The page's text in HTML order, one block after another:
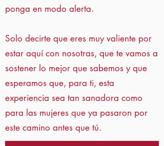
ponga en modo alerta.
Solo decirte que eres muy valiente por
estar aquí con nosotras, que te vamos a
sostener lo mejor que sabemos y que
esperamos que, para ti, esta
experiencia sea tan sanadora como
para las mujeres que ya pasaron por
este camino antes que tú.